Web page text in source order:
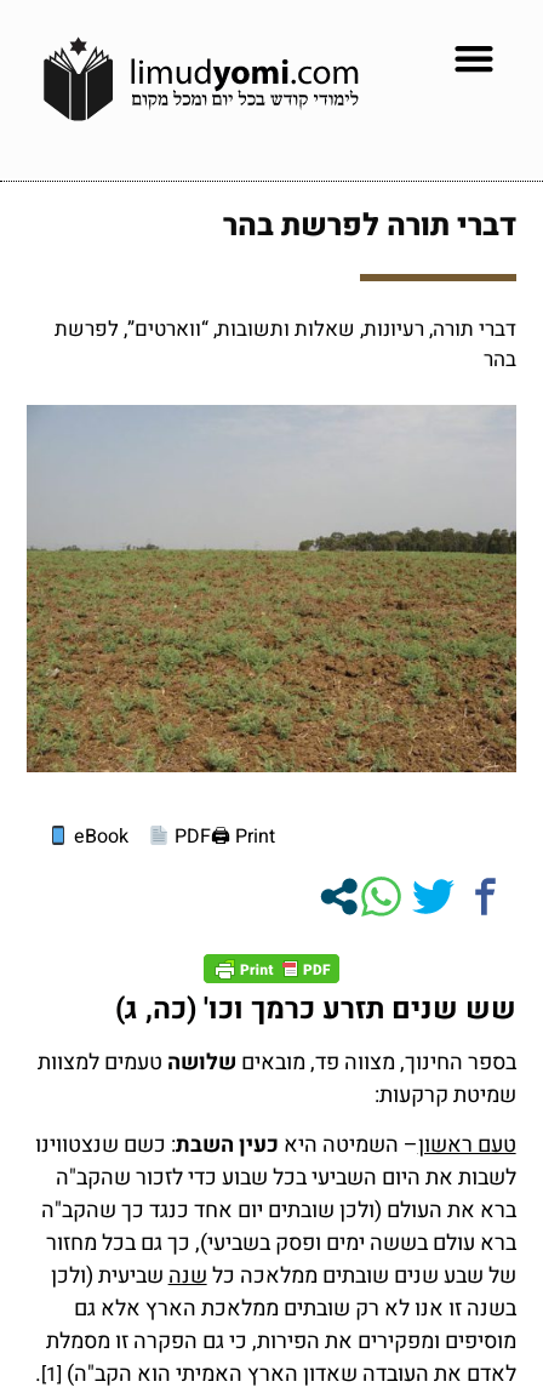
דברי תורה לפרשת בהר
דברי תורה, רעיונות, שאלות ותשובות, “ווארטים”, לפרשת
בהר
Print 🖨
PDF
eBook
שש שנים תזרע כרמך וכו' (כה, ג)
בספר החינוך, מצווה פד, מובאים שלושה טעמים למצוות
שמיטת קרקעות:
טעם ראשון– השמיטה היא כעין השבת: כשם שנצטווינו
לשבות את היום השביעי בכל שבוע כדי לזכור שהקב"ה
ברא את העולם (ולכן שובתים יום אחד כנגד כך שהקב"ה
ברא עולם בששה ימים ופסק בשביעי), כך גם בכל מחזור
של שבע שנים שובתים ממלאכה כלשנהשביעית (ולכן
בשנה זו אנו לא רק שובתים ממלאכת הארץ אלא גם
מוסיפים ומפקירים את הפירות, כי גם הפקרה זו מסמלת
לאדם את העובדה שאדון הארץ האמיתי הוא הקב"ה) [1]
.